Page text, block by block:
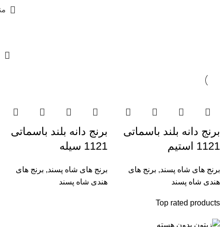
Top rated products
برنج دانه بلند باسماتی
1121 استیم
برنج های شاه پسند, برنج های
هندی شاه پسند
برنج دانه بلند باسماتی
1121 سیله
برنج های شاه پسند, برنج های
هندی شاه پسند